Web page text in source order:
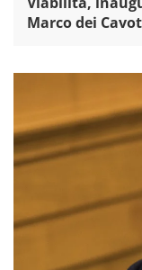
Marco dei